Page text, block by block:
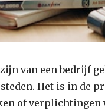
van een bedrijf
Het is in de
of verplichtingen